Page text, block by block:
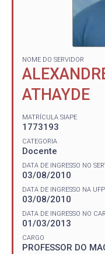
NOME DO SERVIDOR
ATHAYDE
MATRÍCULA SIAPE
1773193
CATEGORIA
Docente
DATA DE INGRESSO NO
03/08/2010
DATA DE INGRESSO NA
03/08/2010
DATA DE INGRESSO NO
01/03/2013
CARGO
PROFESSOR DO